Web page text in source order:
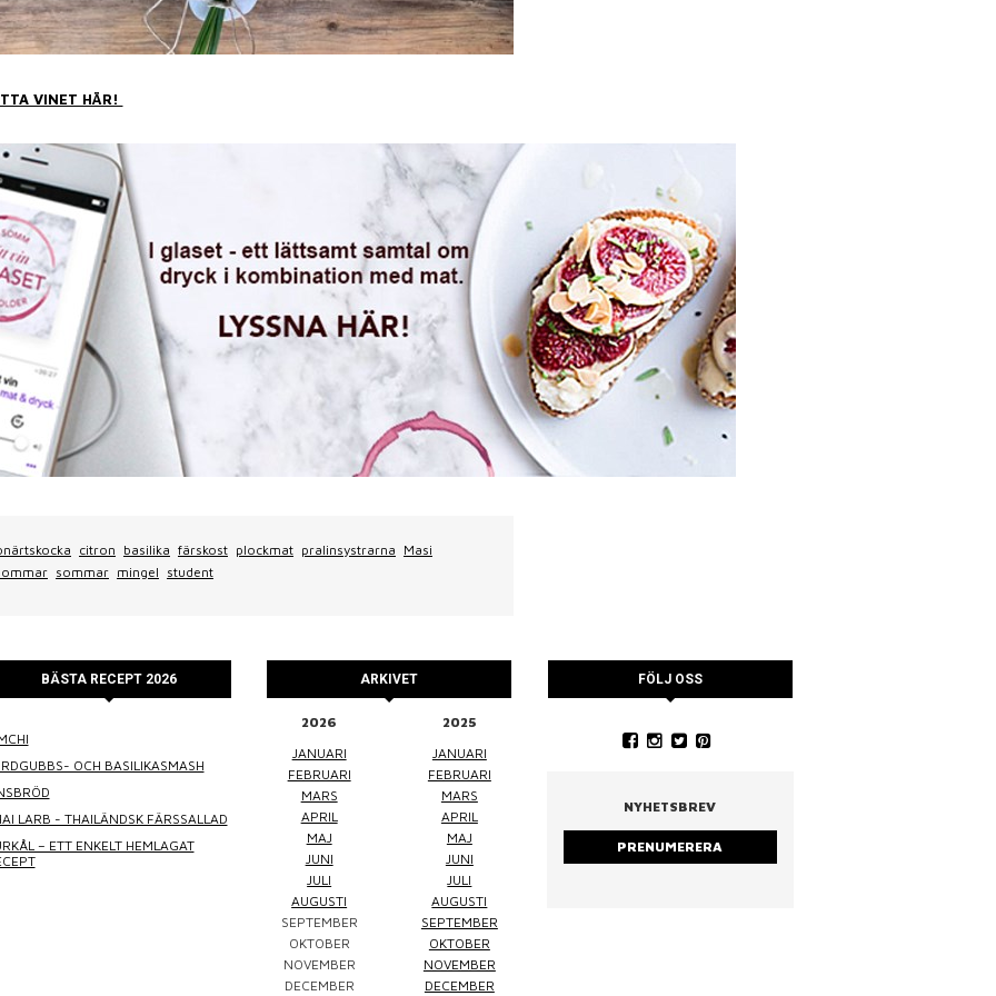
VINET HÄR!
citron basilika färskost plockmat pralinsystrarna Masi
sommar mingel student
Elke Jung Pralinsystrarna
NINA CEDERHOLM
BÄSTA RECEPT 2026
OCH BASILIKASMASH
LARB - THAILÄNDSK FÄRSSALLAD
– ETT ENKELT HEMLAGAT
ARKIVET
2026
JANUARI
FEBRUARI
MARS
APRIL
MAJ
JUNI
JULI
AUGUSTI
SEPTEMBER
OKTOBER
NOVEMBER
DECEMBER
2025
JANUARI
FEBRUARI
MARS
APRIL
MAJ
JUNI
JULI
AUGUSTI
SEPTEMBER
OKTOBER
NOVEMBER
DECEMBER
FÖLJ OSS
NYHETSBREV
PRENUMERERA